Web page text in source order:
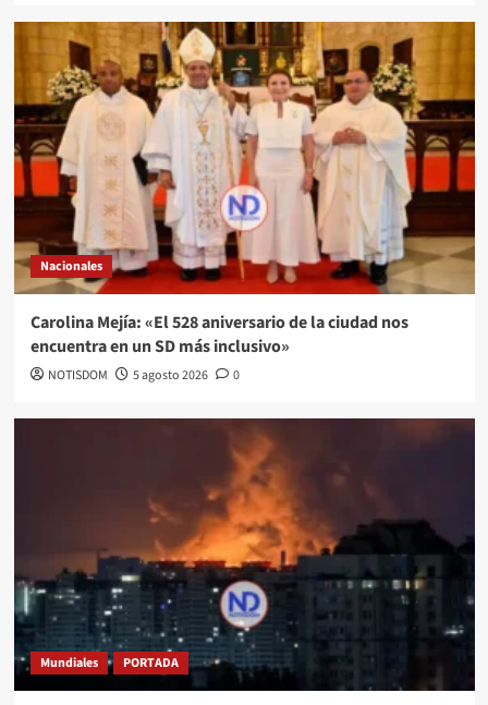
Nacionales
Carolina Mejía: «El 528 aniversario de la ciudad nos
encuentra en un SD más inclusivo»
NOTISDOM 5 agosto 2026 0
Mundiales PORTADA